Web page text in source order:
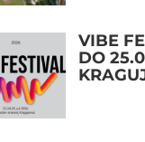
VIBE
DO